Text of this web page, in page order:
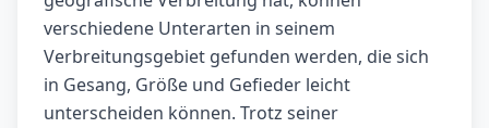
verschiedene Unterarten in seinem
Verbreitungsgebiet gefunden werden, die sich
in Gesang, Größe und Gefieder leicht
unterscheiden können. Trotz seiner